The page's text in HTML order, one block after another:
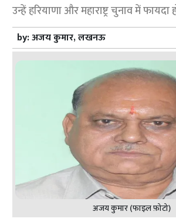
उन्हें हरियाणा और महाराष्ट्र चुनाव में फायदा
by:अजय कुमार, लखनऊ
अजय कुमार (फाइल फ़ोटो)